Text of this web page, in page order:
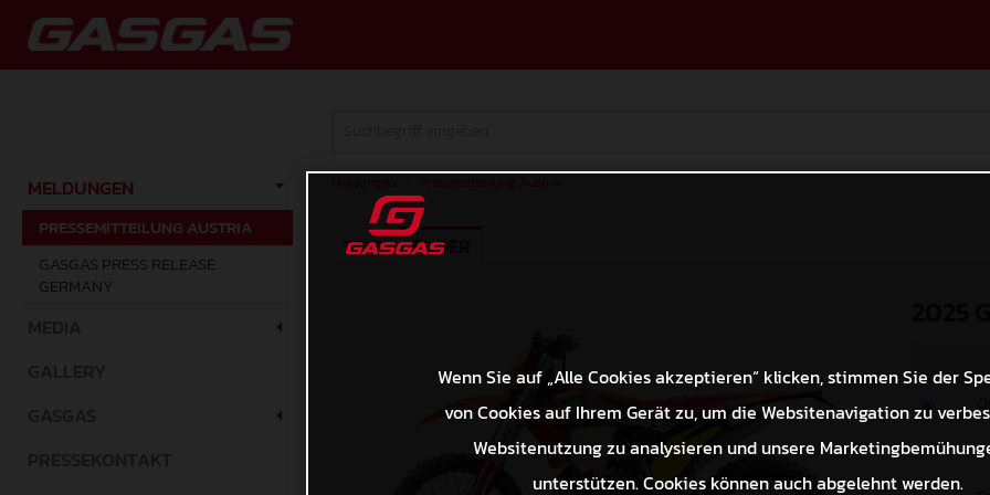
MELDUNGEN
PRESSEMITTEILUNG AUSTRIA
GASGAS PRESS RELEASE
GERMANY
TEXT BILDER
2025
Wenn Sie auf „Alle Cookies akzeptieren“ klicken, stimmen Sie der
von Cookies auf Ihrem Gerät zu, um die Websitenavigation zu
Websitenutzung zu analysieren und unsere
unterstützen. Cookies können auch abgelehnt werden.